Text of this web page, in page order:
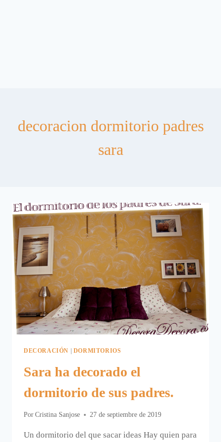
decoracion dormitorio padres
sara
DECORACIÓN | DORMITORIOS
Sara ha decorado el
dormitorio de sus padres.
Por Cristina Sanjose 27 de septiembre de 2019
Un dormitorio del que sacar ideas Hay quien para